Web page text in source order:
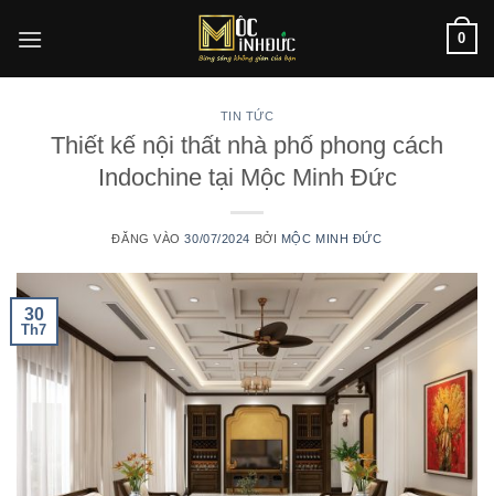
qua
0
TIN TỨC
Thiết kế nội thất nhà phố phong cách
Indochine tại Mộc Minh Đức
ĐĂNG VÀO30/07/2024 BỞI MỘC MINH ĐỨC
30
Th7